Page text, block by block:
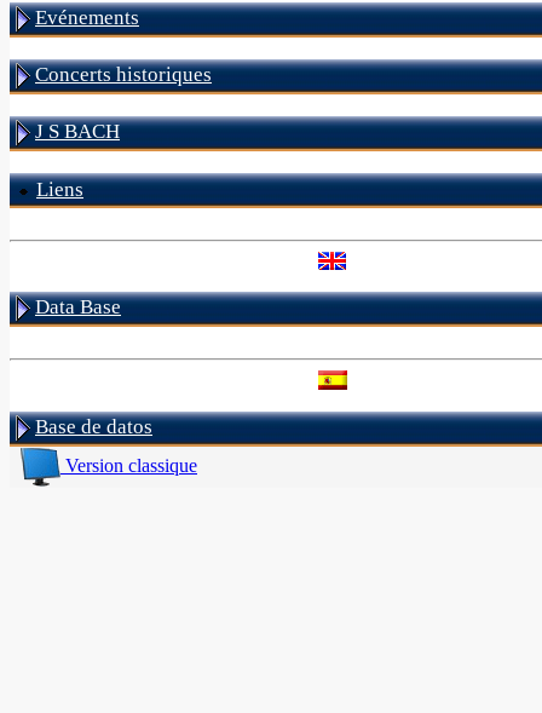
Evénements
Concerts historiques
J S BACH
Liens
Data Base
Base de datos
Version classique